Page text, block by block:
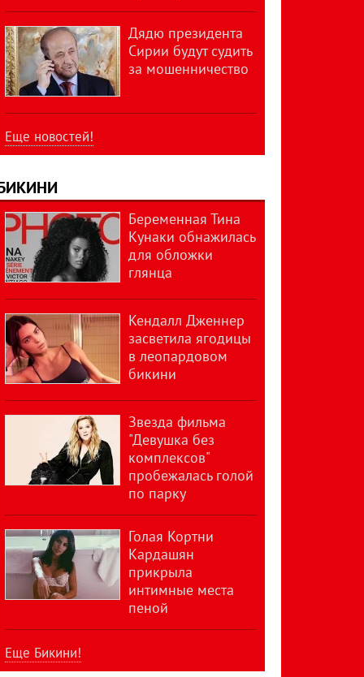
Дядю президента
Сирии будут судить
за мошенничество
Еще новостей!
Беременная Тина
Кунаки обнажилась
для обложки
глянца
Кендалл Дженнер
засветила ягодицы
в леопардовом
бикини
Звезда фильма
"Девушка без
комплексов"
пробежалась голой
по парку
Голая Кортни
Кардашян
прикрыла
интимные места
пеной
Еще Бикини!